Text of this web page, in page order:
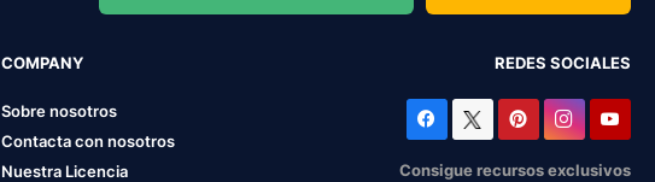
COMPANY
Sobre nosotros
Contacta con nosotros
Nuestra Licencia
REDES SOCIALES
Consigue recursos exclusivos